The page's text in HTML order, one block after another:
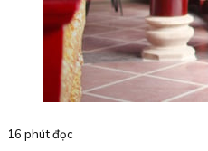
16 phút đọc